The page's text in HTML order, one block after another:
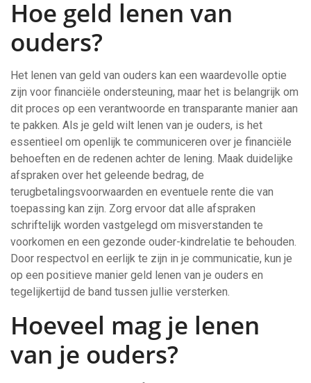
Hoe geld lenen van
ouders?
Het lenen van geld van ouders kan een waardevolle optie
zijn voor financiële ondersteuning, maar het is belangrijk om
dit proces op een verantwoorde en transparante manier aan
te pakken. Als je geld wilt lenen van je ouders, is het
essentieel om openlijk te communiceren over je financiële
behoeften en de redenen achter de lening. Maak duidelijke
afspraken over het geleende bedrag, de
terugbetalingsvoorwaarden en eventuele rente die van
toepassing kan zijn. Zorg ervoor dat alle afspraken
schriftelijk worden vastgelegd om misverstanden te
voorkomen en een gezonde ouder-kindrelatie te behouden.
Door respectvol en eerlijk te zijn in je communicatie, kun je
op een positieve manier geld lenen van je ouders en
tegelijkertijd de band tussen jullie versterken.
Hoeveel mag je lenen
van je ouders?